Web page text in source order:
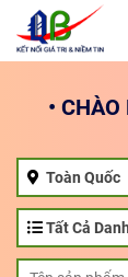
•
Toàn Quốc
Tất Cả